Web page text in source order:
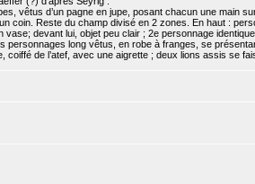
vêtus d’un pagne en jupe, posant chacun une main
coin. Reste du champ divisé en 2 zones. En haut :
vase; devant lui, objet peu clair ; 2e personnage
personnages long vêtus, en robe à franges, se
coiffé de l’atef, avec une aigrette ; deux lions assis se